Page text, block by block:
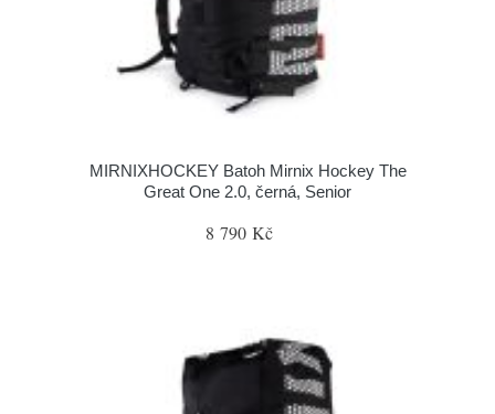
MIRNIXHOCKEY Batoh Mirnix Hockey The
Great One 2.0, černá, Senior
8 790 Kč